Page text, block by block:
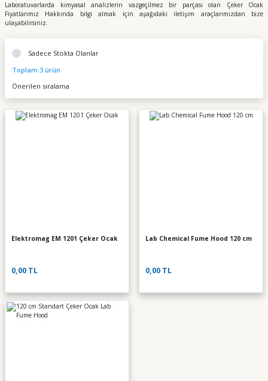
Laboratuvarlarda kimyasal analizlerin vazgeçilmez bir parçası olan Çeker Ocak
Fiyatlarımız Hakkında bilgi almak için aşağıdaki iletişim araçlarımızdan bize
ulaşabilirsiniz.
Sadece Stokta Olanlar
Toplam 3 ürün
Elektromag EM 1201 Çeker Ocak
0,00 TL
Lab Chemical Fume Hood 120 cm
0,00 TL